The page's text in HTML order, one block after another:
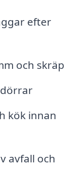
efter
och skräp
kök innan
avfall och